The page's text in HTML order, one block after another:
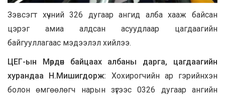
Зэвсэгт хүчний 326 дугаар ангид алба хааж байсан
цэрэг амиа алдсан асуудлаар цагдаагийн
байгууллагаас мэдээлэл хийлээ.
ЦЕГ-ын Мөрдөн байцаах албаны дарга, цагдаагийн
хурандаа Н.Мишигдорж: Хохирогчийн ар гэрийнхэн
болон өмгөөлөгч нарын зүгээс 0326 дугаар ангийн